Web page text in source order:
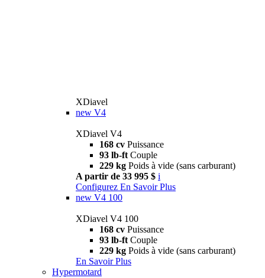
XDiavel
new V4
XDiavel V4
168 cv Puissance
93 lb-ft Couple
229 kg Poids à vide (sans carburant)
A partir de 33 995 $ i
Configurez En Savoir Plus
new V4 100
XDiavel V4 100
168 cv Puissance
93 lb-ft Couple
229 kg Poids à vide (sans carburant)
En Savoir Plus
Hypermotard